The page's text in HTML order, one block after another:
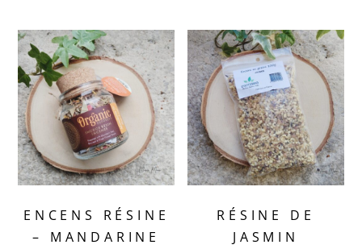
ENCENS RÉSINE
– MANDARINE
RÉSINE DE
JASMIN